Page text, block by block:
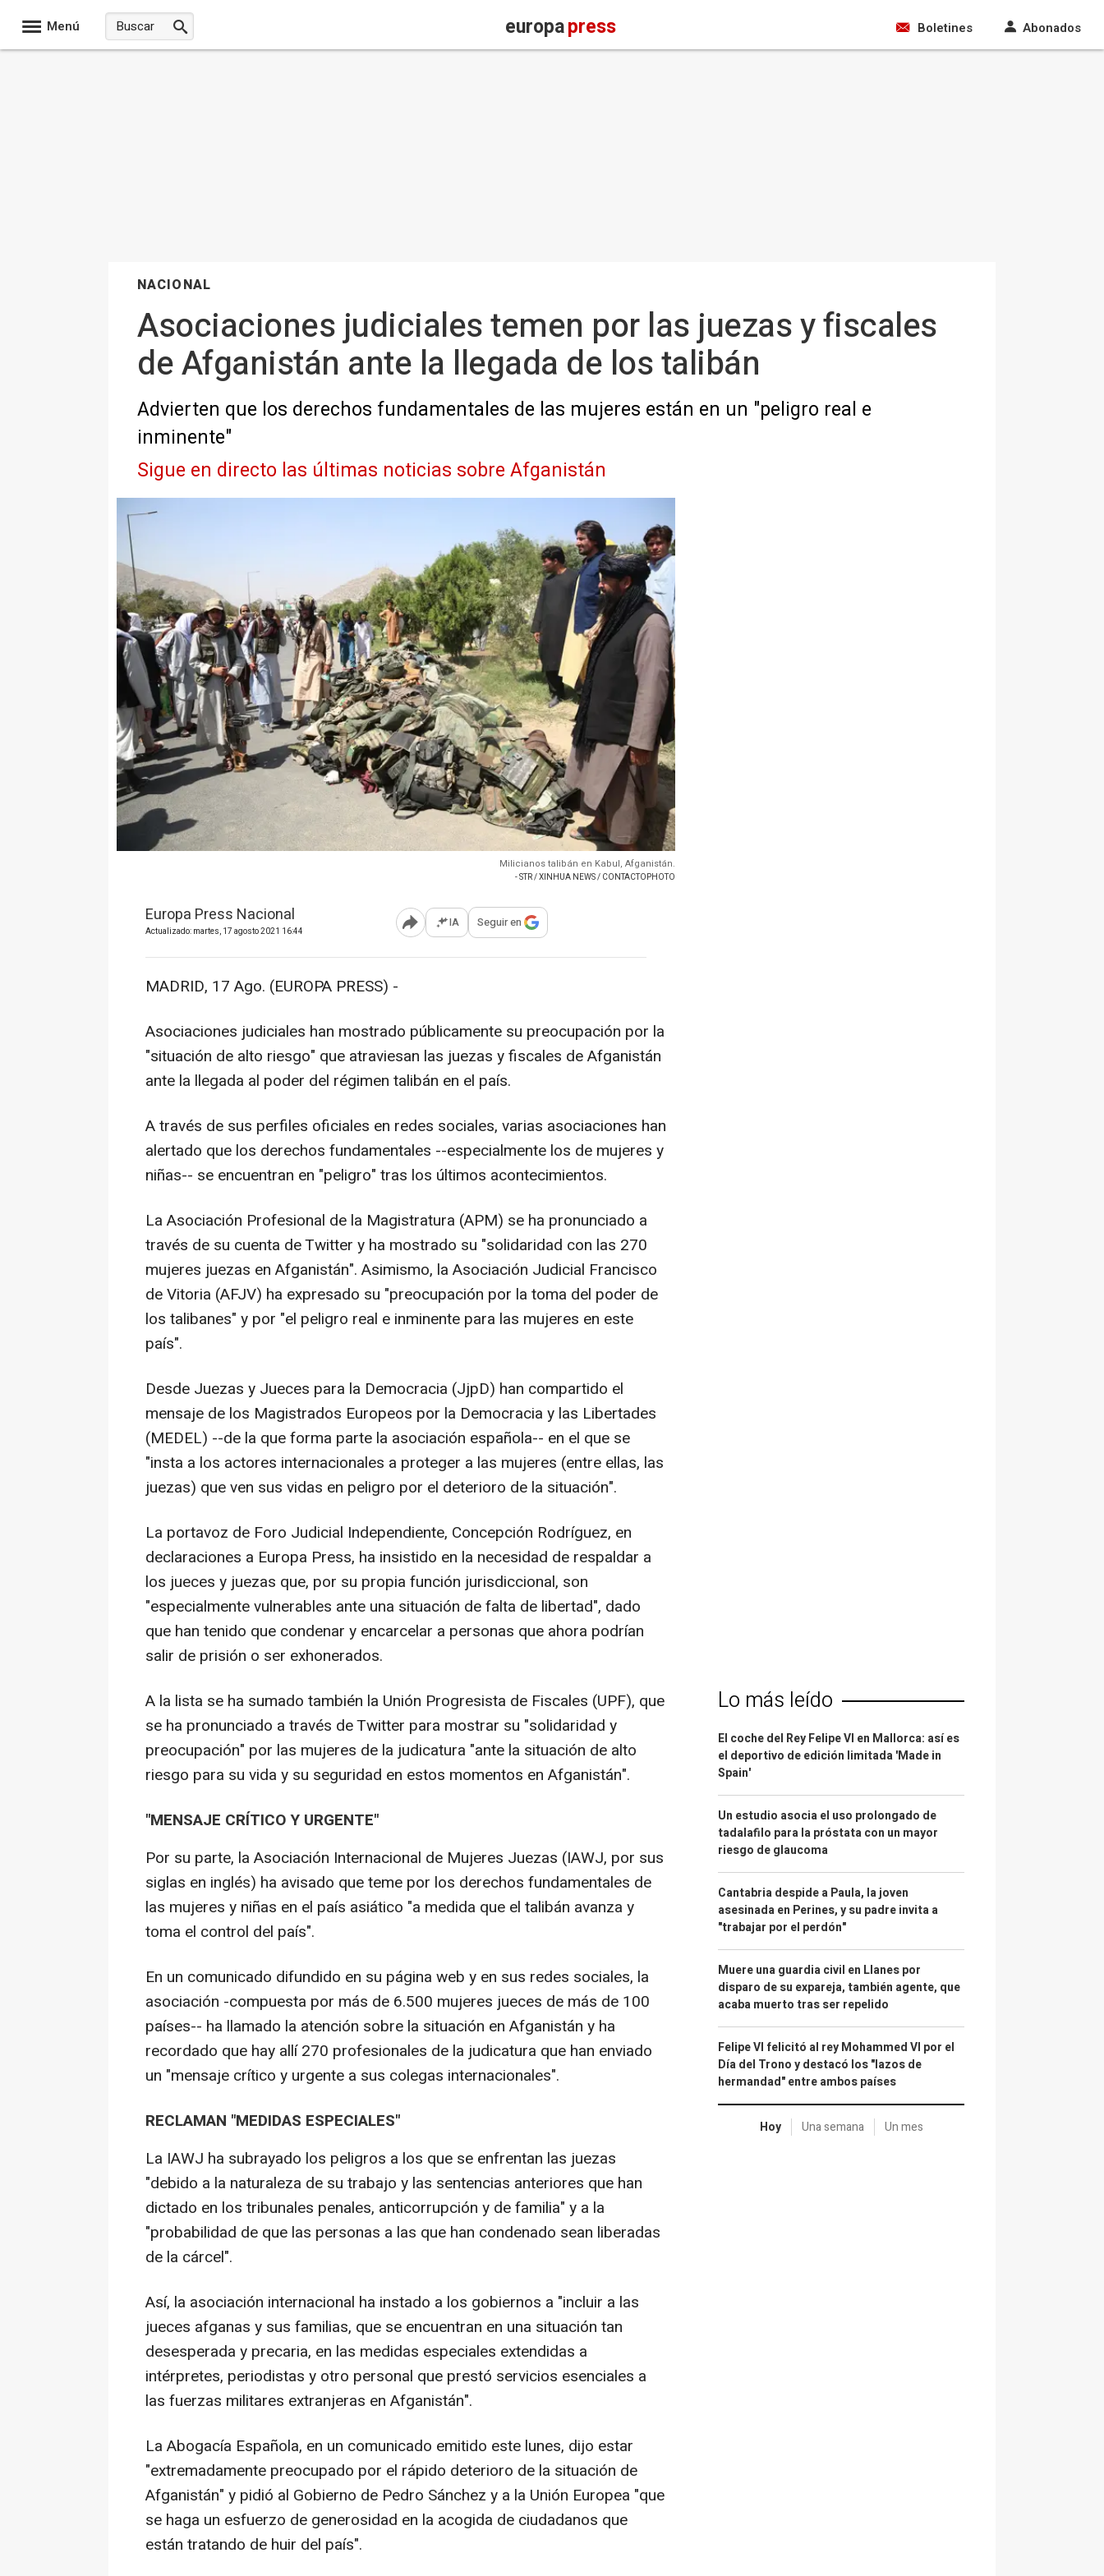
Menú europapress Boletines Abonados
NACIONAL
Asociaciones judiciales temen por las juezas y fiscales
de Afganistán ante la llegada de los talibán
Advierten que los derechos fundamentales de las mujeres están en un "peligro real e
inminente"
Sigue en directo las últimas noticias sobre Afganistán
Milicianos talibán en Kabul, Afganistán.
- STR / XINHUA NEWS / CONTACTOPHOTO
Europa Press Nacional
Actualizado: martes, 17 agosto 2021 16:44 Abrir opciones para compartir
IA Seguir en
MADRID, 17 Ago. (EUROPA PRESS) -
Asociaciones judiciales han mostrado públicamente su preocupación por la
"situación de alto riesgo" que atraviesan las juezas y fiscales de Afganistán
ante la llegada al poder del régimen talibán en el país.
A través de sus perfiles oficiales en redes sociales, varias asociaciones han
alertado que los derechos fundamentales --especialmente los de mujeres y
niñas-- se encuentran en "peligro" tras los últimos acontecimientos.
La Asociación Profesional de la Magistratura (APM) se ha pronunciado a
través de su cuenta de Twitter y ha mostrado su "solidaridad con las 270
mujeres juezas en Afganistán". Asimismo, la Asociación Judicial Francisco
de Vitoria (AFJV) ha expresado su "preocupación por la toma del poder de
los talibanes" y por "el peligro real e inminente para las mujeres en este
país".
Desde Juezas y Jueces para la Democracia (JjpD) han compartido el
mensaje de los Magistrados Europeos por la Democracia y las Libertades
(MEDEL) --de la que forma parte la asociación española-- en el que se
"insta a los actores internacionales a proteger a las mujeres (entre ellas, las
juezas) que ven sus vidas en peligro por el deterioro de la situación".
La portavoz de Foro Judicial Independiente, Concepción Rodríguez, en
declaraciones a Europa Press, ha insistido en la necesidad de respaldar a
los jueces y juezas que, por su propia función jurisdiccional, son
"especialmente vulnerables ante una situación de falta de libertad", dado
que han tenido que condenar y encarcelar a personas que ahora podrían
salir de prisión o ser exhonerados.
A la lista se ha sumado también la Unión Progresista de Fiscales (UPF), que
se ha pronunciado a través de Twitter para mostrar su "solidaridad y
preocupación" por las mujeres de la judicatura "ante la situación de alto
riesgo para su vida y su seguridad en estos momentos en Afganistán".
"MENSAJE CRÍTICO Y URGENTE"
Por su parte, la Asociación Internacional de Mujeres Juezas (IAWJ, por sus
siglas en inglés) ha avisado que teme por los derechos fundamentales de
las mujeres y niñas en el país asiático "a medida que el talibán avanza y
toma el control del país".
En un comunicado difundido en su página web y en sus redes sociales, la
asociación -compuesta por más de 6.500 mujeres jueces de más de 100
países-- ha llamado la atención sobre la situación en Afganistán y ha
recordado que hay allí 270 profesionales de la judicatura que han enviado
un "mensaje crítico y urgente a sus colegas internacionales".
RECLAMAN "MEDIDAS ESPECIALES"
La IAWJ ha subrayado los peligros a los que se enfrentan las juezas
"debido a la naturaleza de su trabajo y las sentencias anteriores que han
dictado en los tribunales penales, anticorrupción y de familia" y a la
"probabilidad de que las personas a las que han condenado sean liberadas
de la cárcel".
Así, la asociación internacional ha instado a los gobiernos a "incluir a las
jueces afganas y sus familias, que se encuentran en una situación tan
desesperada y precaria, en las medidas especiales extendidas a
intérpretes, periodistas y otro personal que prestó servicios esenciales a
las fuerzas militares extranjeras en Afganistán".
La Abogacía Española, en un comunicado emitido este lunes, dijo estar
"extremadamente preocupado por el rápido deterioro de la situación de
Afganistán" y pidió al Gobierno de Pedro Sánchez y a la Unión Europea "que
se haga un esfuerzo de generosidad en la acogida de ciudadanos que
están tratando de huir del país".
Lo más leído
El coche del Rey Felipe VI en Mallorca: así es
el deportivo de edición limitada 'Made in
Spain'
Un estudio asocia el uso prolongado de
tadalafilo para la próstata con un mayor
riesgo de glaucoma
Cantabria despide a Paula, la joven
asesinada en Perines, y su padre invita a
"trabajar por el perdón"
Muere una guardia civil en Llanes por
disparo de su expareja, también agente, que
acaba muerto tras ser repelido
Felipe VI felicitó al rey Mohammed VI por el
Día del Trono y destacó los "lazos de
hermandad" entre ambos países
Hoy Una semana Un mes